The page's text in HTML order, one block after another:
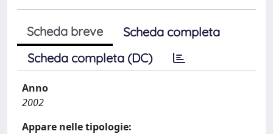
Scheda breve
Scheda completa
Scheda completa (DC)
Anno
2002
Appare nelle tipologie: